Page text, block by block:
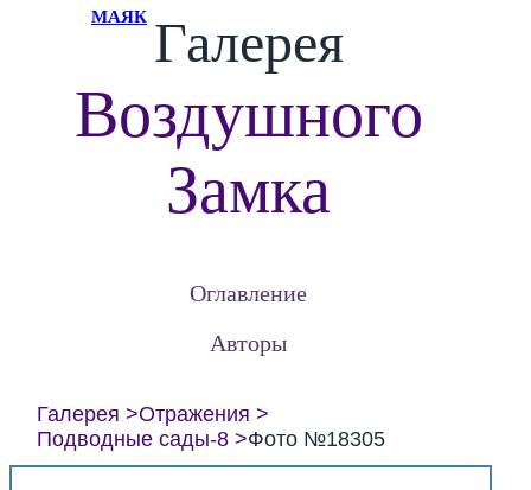
МАЯК Галерея
Воздушного
Замка
Оглавление
Авторы
Галерея
Отражения
Подводные сады-8
Фото №18305